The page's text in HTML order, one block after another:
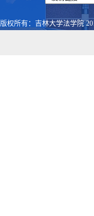
版权所有：吉林大学法学院